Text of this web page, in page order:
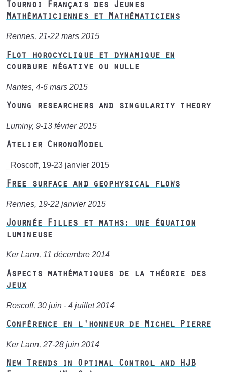
Tournoi Français des Jeunes
Mathématiciennes et Mathématiciens
Rennes, 21-22 mars 2015
Flot horocyclique et dynamique en
courbure négative ou nulle
Nantes, 4-6 mars 2015
Young researchers and singularity theory
Luminy, 9-13 février 2015
Atelier ChronoModel
_Roscoff, 19-23 janvier 2015
Free surface and geophysical flows
Rennes, 19-22 janvier 2015
Journée Filles et maths: une équation
lumineuse
Ker Lann, 11 décembre 2014
Aspects mathématiques de la théorie des
jeux
Roscoff, 30 juin - 4 juillet 2014
Conférence en l'honneur de Michel Pierre
Ker Lann, 27-28 juin 2014
New Trends in Optimal Control and HJB